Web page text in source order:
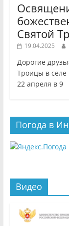
Святой
19.04.2025
Дорогие
Троицы в селе
22 апреля в 9
Погода в
Видео